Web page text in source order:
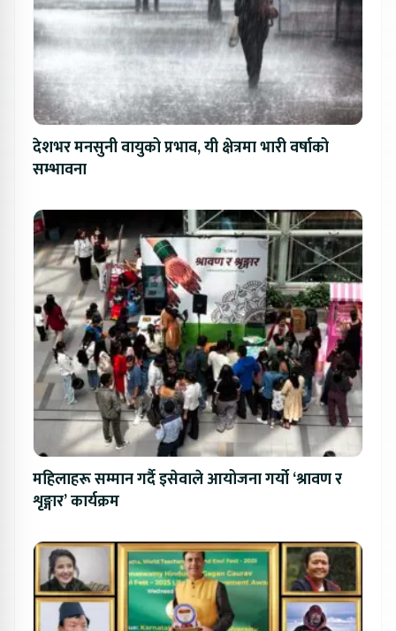
देशभर मनसुनी वायुको प्रभाव, यी क्षेत्रमा भारी वर्षाको
सम्भावना
महिलाहरू सम्मान गर्दै इसेवाले आयोजना गर्यो ‘श्रावण र
शृङ्गार’ कार्यक्रम